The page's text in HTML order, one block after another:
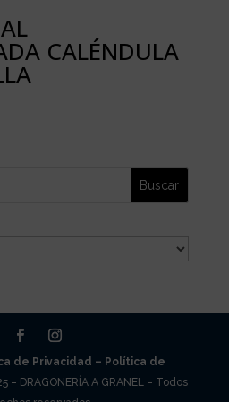
CALÉNDULA
Buscar
de Privacidad – Política de
– DRAGONERÍA A GRANEL – Todos